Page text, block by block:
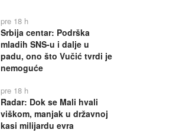
pre 18 h
Srbija centar: Podrška
mladih SNS-u i dalje u
padu, ono što Vučić tvrdi je
nemoguće
pre 18 h
Radar: Dok se Mali hvali
viškom, manjak u državnoj
kasi milijardu evra